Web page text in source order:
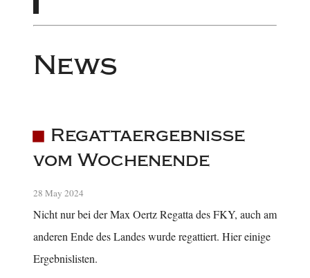
News
Regattaergebnisse
vom Wochenende
28 May 2024
Nicht nur bei der Max Oertz Regatta des FKY, auch am
anderen Ende des Landes wurde regattiert. Hier einige
Ergebnislisten.